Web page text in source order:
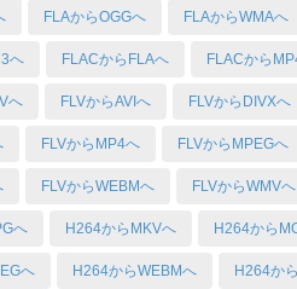
FLAからOGGへ FLAからWMAへ
へ FLACからFLAへ FLACから
へ FLVからAVIへ FLVからDIVXへ
FLVからMP4へ FLVからMPEGへ
FLVからWEBMへ FLVからWMVへ
へ H264からMKVへ H264から
へ H264からWEBMへ H264か